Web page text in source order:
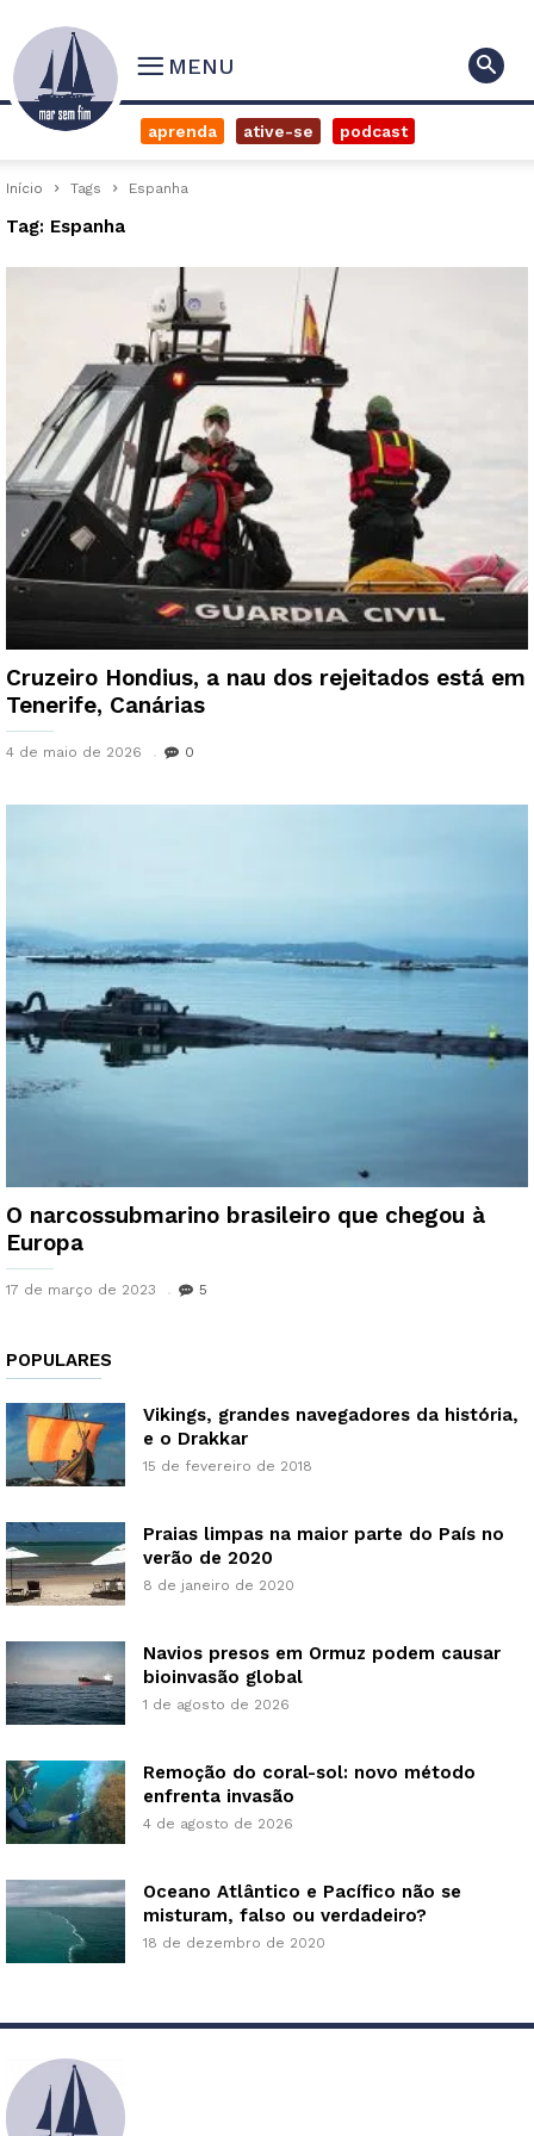
MENU
aprenda ative-se podcast
Início Tags Espanha
Tag: Espanha
Cruzeiro Hondius, a nau dos rejeitados está em
Tenerife, Canárias
4 de maio de 2026 0
O narcossubmarino brasileiro que chegou à
Europa
17 de março de 2023 5
POPULARES
Vikings, grandes navegadores da história,
e o Drakkar
15 de fevereiro de 2018
Praias limpas na maior parte do País no
verão de 2020
8 de janeiro de 2020
Navios presos em Ormuz podem causar
bioinvasão global
1 de agosto de 2026
Remoção do coral-sol: novo método
enfrenta invasão
4 de agosto de 2026
Oceano Atlântico e Pacífico não se
misturam, falso ou verdadeiro?
18 de dezembro de 2020